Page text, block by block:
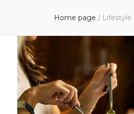
Home page / Lifestyle